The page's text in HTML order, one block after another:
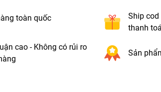
toàn quốc
Ship
thanh
cao - Không có rủi ro
Sản